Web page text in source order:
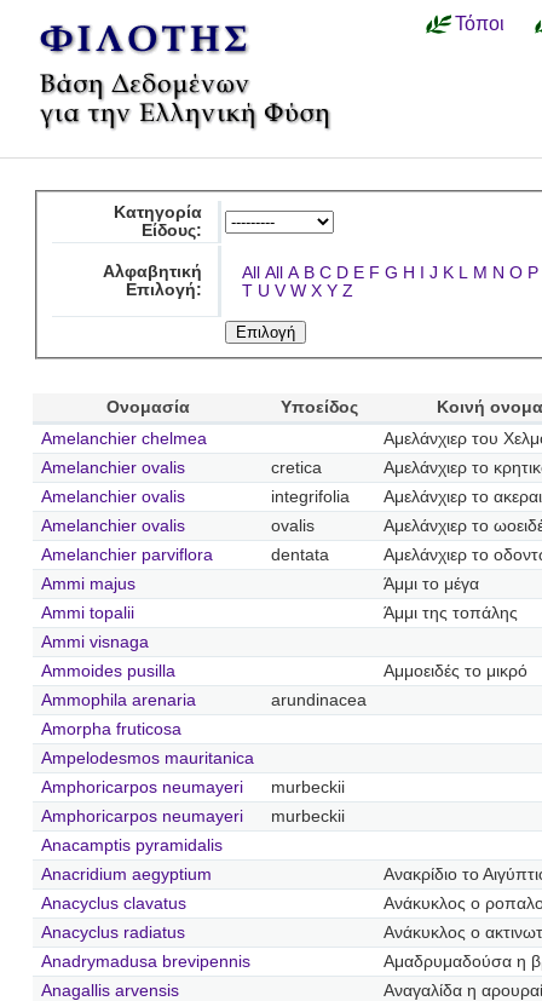
Τόποι
Κατηγορία
Είδους:
Αλφαβητική
Επιλογή:
All All A B C D E F G H I J K L M N O P
T U V W X Y Z
Ονομασία Υποείδος
Κοινή
Amelanchier chelmea
Αμελάνχιερ του
Amelanchier ovalis
cretica
Αμελάνχιερ το
Amelanchier ovalis
integrifolia
Αμελάνχιερ το
Amelanchier ovalis
ovalis
Αμελάνχιερ το
Amelanchier parviflora
dentata
Αμελάνχιερ το
Ammi majus
Άμμι το μέγα
Ammi topalii
Άμμι της τοπάλης
Ammi visnaga
Ammoides pusilla
Αμμοειδές το μικρό
Ammophila arenaria
arundinacea
Amorpha fruticosa
Ampelodesmos mauritanica
Amphoricarpos neumayeri
murbeckii
Amphoricarpos neumayeri
murbeckii
Anacamptis pyramidalis
Anacridium aegyptium
Ανακρίδιο το
Anacyclus clavatus
Ανάκυκλος ο
Anacyclus radiatus
Ανάκυκλος ο
Anadrymadusa brevipennis
Αμαδρυμαδούσα η
Anagallis arvensis
Αναγαλίδα η